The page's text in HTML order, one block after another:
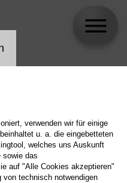
verwenden wir für einige
u. a. die eingebetteten
welches uns Auskunft
sowie das
auf "Alle Cookies akzeptieren"
von technisch notwendigen